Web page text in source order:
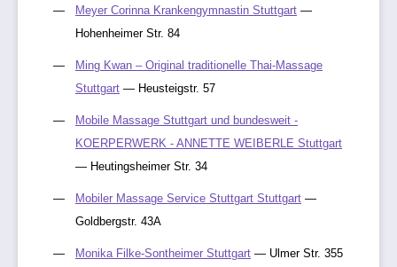
Meyer Corinna Krankengymnastin Stuttgart —
Hohenheimer Str. 84
Ming Kwan – Original traditionelle Thai-Massage
Stuttgart — Heusteigstr. 57
Mobile Massage Stuttgart und bundesweit -
KOERPERWERK - ANNETTE WEIBERLE Stuttgart
— Heutingsheimer Str. 34
Mobiler Massage Service Stuttgart Stuttgart —
Goldbergstr. 43A
Monika Filke-Sontheimer Stuttgart — Ulmer Str. 355